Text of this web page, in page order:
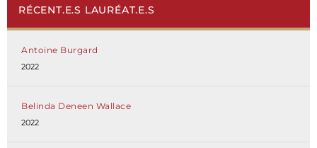
RÉCENT.E.S LAURÉAT.E.S
Antoine Burgard
2022
Belinda Deneen Wallace
2022